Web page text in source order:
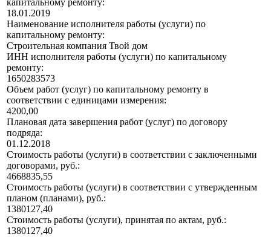
капитальному ремонту:
18.01.2019
Наименование исполнителя работы (услуги) по
капитальному ремонту:
Строительная компания Твой дом
ИНН исполнителя работы (услуги) по капитальному
ремонту:
1650283573
Объем работ (услуг) по капитальному ремонту в
соответствии с единицами измерения:
4200,00
Плановая дата завершения работ (услуг) по договору
подряда:
01.12.2018
Стоимость работы (услуги) в соответствии с заключенными
договорами, руб.:
4668835,55
Стоимость работы (услуги) в соответствии с утвержденным
планом (планами), руб.:
1380127,40
Стоимость работы (услуги), принятая по актам, руб.:
1380127,40